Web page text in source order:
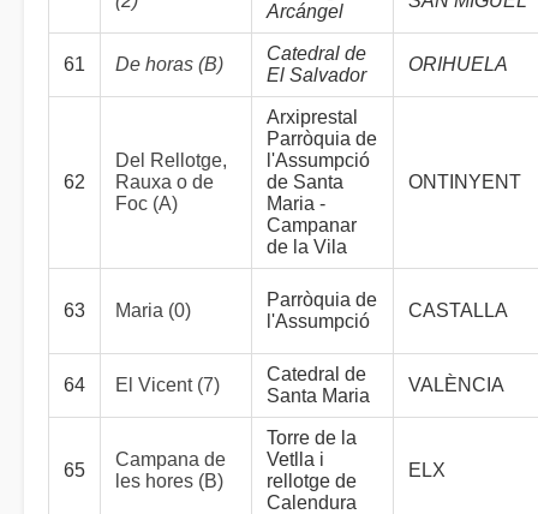
Arcángel
61 De horas (B)
Catedral de
El Salvador
ORIHUELA
62
Del Rellotge,
Rauxa o de
Foc (A)
Arxiprestal
Parròquia de
l'Assumpció
de Santa
Maria -
Campanar
de la Vila
ONTINYENT
63 Maria (0)
Parròquia de
l'Assumpció
CASTALLA
64 El Vicent (7)
Catedral de
Santa Maria
VALÈNCIA
65
Campana de
les hores (B)
Torre de la
Vetlla i
rellotge de
Calendura
ELX